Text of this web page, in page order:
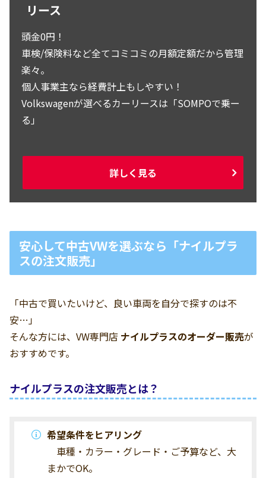
リース
頭金0円！
車検/保険料など全てコミコミの月額定額だから管理
楽々。
個人事業主なら経費計上もしやすい！
Volkswagenが選べるカーリースは「SOMPOで乗ー
る」
詳しく見る
安心して中古VWを選ぶなら「ナイルプラ
スの注文販売」
「中古で買いたいけど、良い車両を自分で探すのは不
安…」
そんな方には、VW専門店 ナイルプラスのオーダー販売が
おすすめです。
ナイルプラスの注文販売とは？
希望条件をヒアリング
車種・カラー・グレード・ご予算など、大
まかでOK。